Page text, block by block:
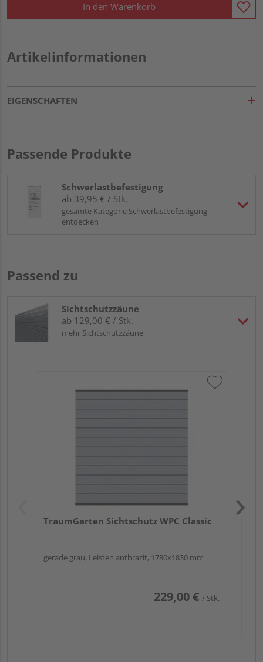
In den Warenkorb
Artikelinformationen
EIGENSCHAFTEN
Passende Produkte
Schwerlastbefestigung
ab 39,95 € / Stk.
gesamte Kategorie Schwerlastbefestigung
entdecken
Passend zu
Sichtschutzzäune
ab 129,00 € / Stk.
mehr Sichtschutzzäune
TraumGarten Sichtschutz WPC Classic
gerade grau, Leisten anthrazit, 1780x1830 mm
229,00 € / Stk.